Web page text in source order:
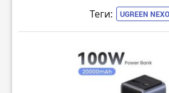
Теги: UGREEN